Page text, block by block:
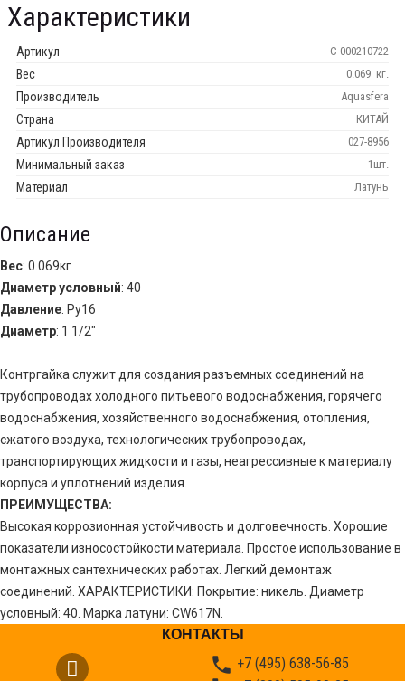
Характеристики
Артикул С-000210722
Вес кг.
0.069
Производитель Aquasfera
Страна КИТАЙ
Артикул Производителя 027-8956
Минимальный заказ 1шт.
Материал Латунь
Описание
Вес: 0.069кг
Диаметр условный: 40
Давление: Ру16
Диаметр: 1 1/2"
Контргайка служит для создания разъемных соединений на
трубопроводах холодного питьевого водоснабжения, горячего
водоснабжения, хозяйственного водоснабжения, отопления,
сжатого воздуха, технологических трубопроводах,
транспортирующих жидкости и газы, неагрессивные к материалу
корпуса и уплотнений изделия.
ПРЕИМУЩЕСТВА:
Высокая коррозионная устойчивость и долговечность. Хорошие
показатели износостойкости материала. Простое использование в
монтажных сантехнических работах. Легкий демонтаж
соединений. ХАРАКТЕРИСТИКИ: Покрытие: никель. Диаметр
условный: 40. Марка латуни: CW617N.
КОНТАКТЫ
 +7 (495) 638-56-85